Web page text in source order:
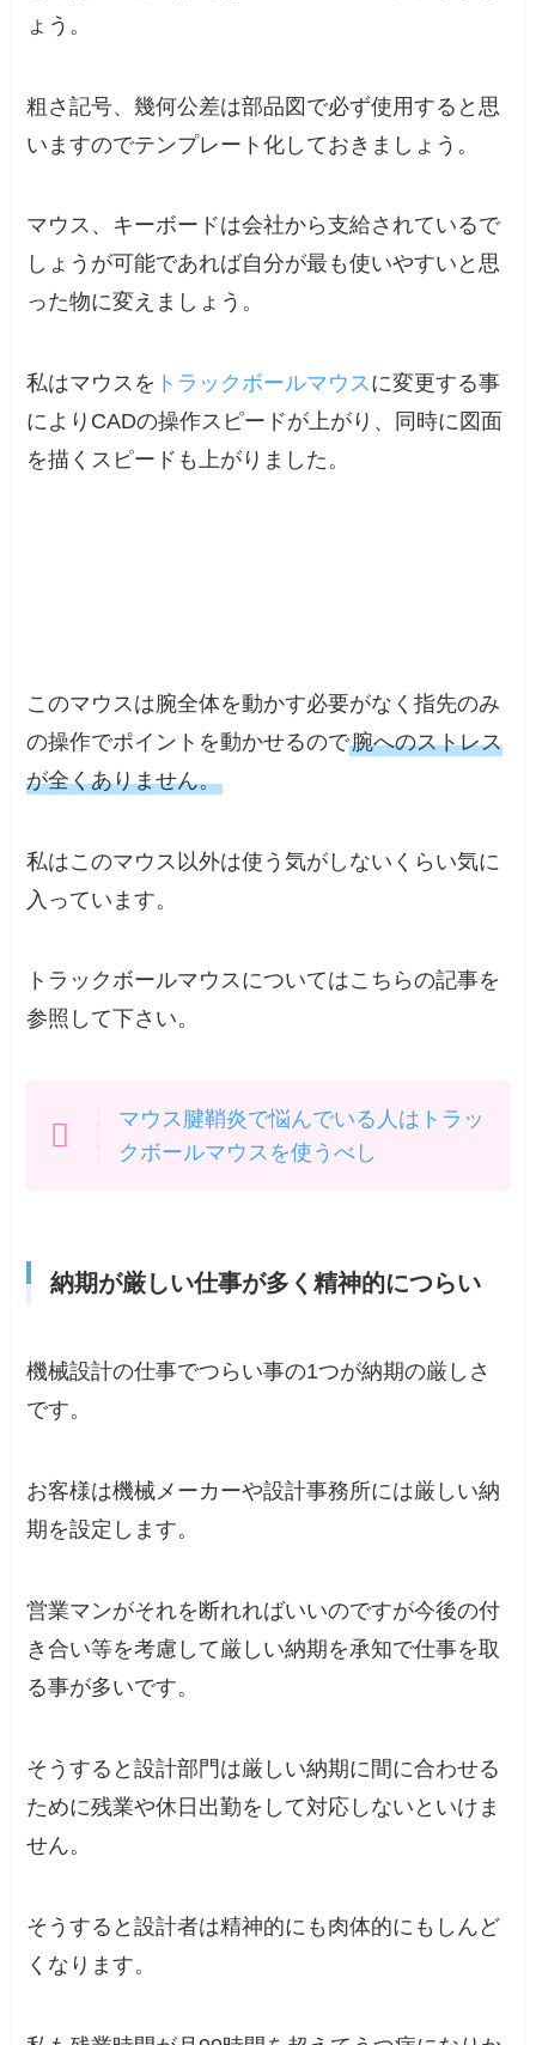
ょう。
粗さ記号、幾何公差は部品図で必ず使用すると思
いますのでテンプレート化しておきましょう。
マウス、キーボードは会社から支給されているで
しょうが可能であれば自分が最も使いやすいと思
った物に変えましょう。
私はマウスを トラックボールマウスに変更する事
によりCADの操作スピードが上がり、同時に図面
を描くスピードも上がりました。
このマウスは腕全体を動かす必要がなく指先のみ
の操作でポイントを動かせるので腕へのストレス
が全くありません。
私はこのマウス以外は使う気がしないくらい気に
入っています。
トラックボールマウスについてはこちらの記事を
参照して下さい。
マウス腱鞘炎で悩んでいる人はトラッ
クボールマウスを使うべし
納期が厳しい仕事が多く精神的につらい
機械設計の仕事でつらい事の1つが納期の厳しさ
です。
お客様は機械メーカーや設計事務所には厳しい納
期を設定します。
営業マンがそれを断れればいいのですが今後の付
き合い等を考慮して厳しい納期を承知で仕事を取
る事が多いです。
そうすると設計部門は厳しい納期に間に合わせる
ために残業や休日出勤をして対応しないといけま
せん。
そうすると設計者は精神的にも肉体的にもしんど
くなります。